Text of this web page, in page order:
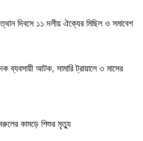
দিবসে ১১ দলীয় ঐক্যের মিছিল ও সমাবেশ
ব্যবসায়ী আটক, সামারি ট্রায়ালে ৩ মাসের
কামড়ে শিশুর মৃত্যু